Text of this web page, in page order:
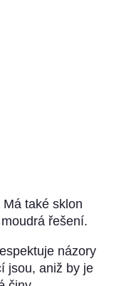
také sklon
řešení.
názory
jsou, aniž by je